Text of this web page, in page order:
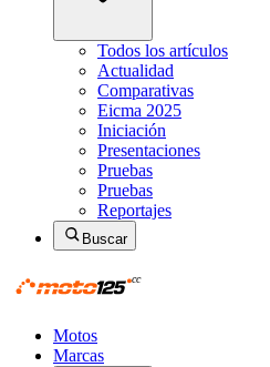
Todos los artículos
Actualidad
Comparativas
Eicma 2025
Iniciación
Presentaciones
Pruebas
Pruebas
Reportajes
Buscar
Motos
Marcas